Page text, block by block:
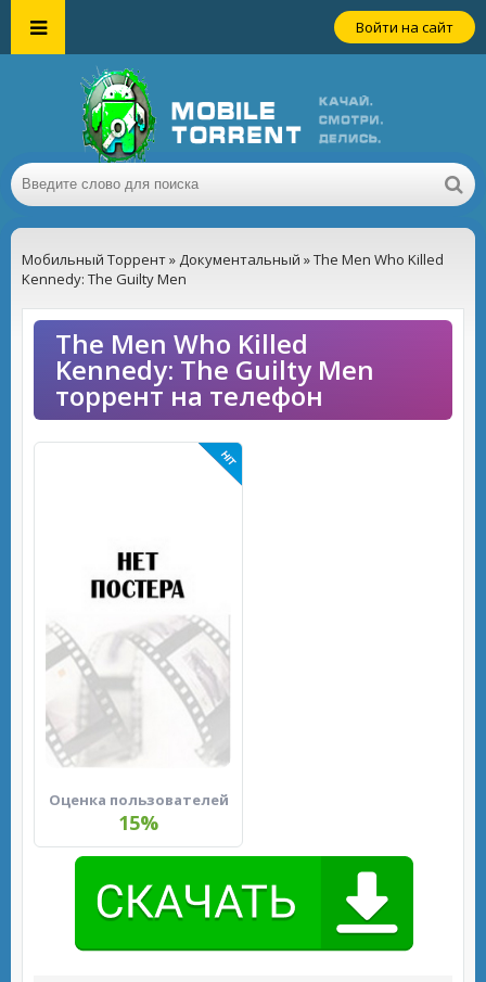
Войти на сайт
Мобильный Торрент» Документальный » The Men Who Killed
Kennedy: The Guilty Men
The Men Who Killed
Kennedy: The Guilty Men
торрент на телефон
Оценка пользователей
15%